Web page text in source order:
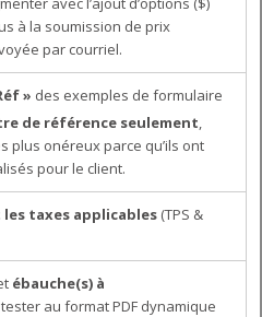
à la soumission de prix
par courriel.
» des exemples de formulaire
de référence seulement,
plus onéreux parce qu’ils ont
pour le client.
les taxes applicables (TPS &
ébauche(s) à
au format PDF dynamique